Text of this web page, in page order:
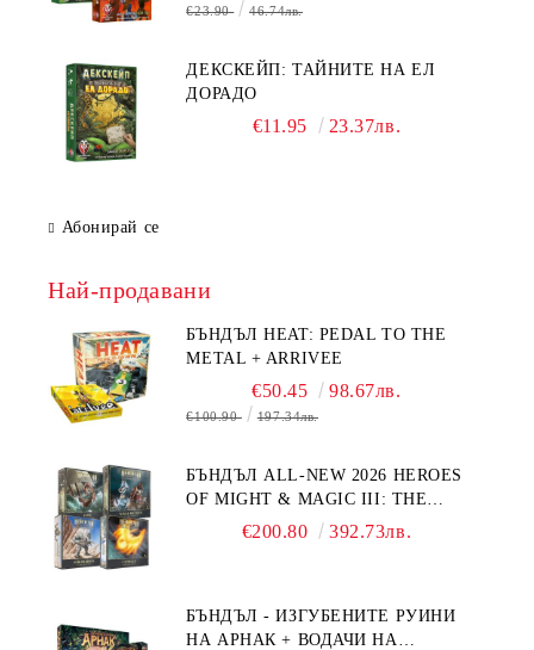
€23.90 46.74лв.
ДЕКСКЕЙП: ТАЙНИТЕ НА ЕЛ
ДОРАДО
€11.95 23.37лв.
Абонирай се
Най-продавани
БЪНДЪЛ HEAT: PEDAL TO THE
METAL + ARRIVEE
€50.45 98.67лв.
€100.90 197.34лв.
БЪНДЪЛ ALL-NEW 2026 HEROES
OF MIGHT & MAGIC III: THE
BOARD GAME EXPANSIONS -
€200.80 392.73лв.
БЪНДЪЛ - ИЗГУБЕНИТЕ РУИНИ
НА АРНАК + ВОДАЧИ НА